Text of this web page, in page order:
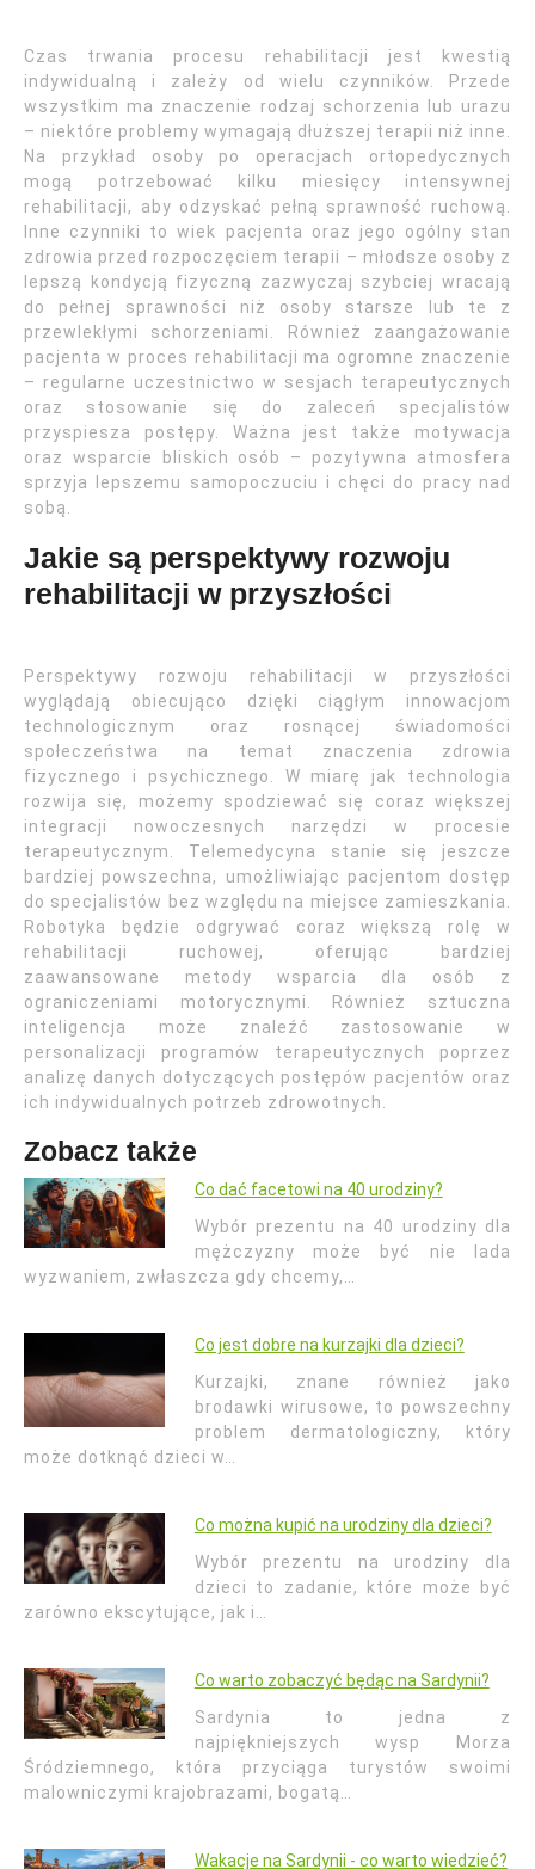
Czas trwania procesu rehabilitacji jest kwestią
indywidualną i zależy od wielu czynników. Przede
wszystkim ma znaczenie rodzaj schorzenia lub urazu
– niektóre problemy wymagają dłuższej terapii niż inne.
Na przykład osoby po operacjach ortopedycznych
mogą potrzebować kilku miesięcy intensywnej
rehabilitacji, aby odzyskać pełną sprawność ruchową.
Inne czynniki to wiek pacjenta oraz jego ogólny stan
zdrowia przed rozpoczęciem terapii – młodsze osoby z
lepszą kondycją fizyczną zazwyczaj szybciej wracają
do pełnej sprawności niż osoby starsze lub te z
przewlekłymi schorzeniami. Również zaangażowanie
pacjenta w proces rehabilitacji ma ogromne znaczenie
– regularne uczestnictwo w sesjach terapeutycznych
oraz stosowanie się do zaleceń specjalistów
przyspiesza postępy. Ważna jest także motywacja
oraz wsparcie bliskich osób – pozytywna atmosfera
sprzyja lepszemu samopoczuciu i chęci do pracy nad
sobą.
Jakie są perspektywy rozwoju
rehabilitacji w przyszłości
Perspektywy rozwoju rehabilitacji w przyszłości
wyglądają obiecująco dzięki ciągłym innowacjom
technologicznym oraz rosnącej świadomości
społeczeństwa na temat znaczenia zdrowia
fizycznego i psychicznego. W miarę jak technologia
rozwija się, możemy spodziewać się coraz większej
integracji nowoczesnych narzędzi w procesie
terapeutycznym. Telemedycyna stanie się jeszcze
bardziej powszechna, umożliwiając pacjentom dostęp
do specjalistów bez względu na miejsce zamieszkania.
Robotyka będzie odgrywać coraz większą rolę w
rehabilitacji ruchowej, oferując bardziej
zaawansowane metody wsparcia dla osób z
ograniczeniami motorycznymi. Również sztuczna
inteligencja może znaleźć zastosowanie w
personalizacji programów terapeutycznych poprzez
analizę danych dotyczących postępów pacjentów oraz
ich indywidualnych potrzeb zdrowotnych.
Zobacz także
Co dać facetowi na 40 urodziny?
Wybór prezentu na 40 urodziny dla
mężczyzny może być nie lada
wyzwaniem, zwłaszcza gdy chcemy,…
Co jest dobre na kurzajki dla dzieci?
Kurzajki, znane również jako
brodawki wirusowe, to powszechny
problem dermatologiczny, który
może dotknąć dzieci w…
Co można kupić na urodziny dla dzieci?
Wybór prezentu na urodziny dla
dzieci to zadanie, które może być
zarówno ekscytujące, jak i…
Co warto zobaczyć będąc na Sardynii?
Sardynia to jedna z
najpiękniejszych wysp Morza
Śródziemnego, która przyciąga turystów swoimi
malowniczymi krajobrazami, bogatą…
Wakacje na Sardynii - co warto wiedzieć?